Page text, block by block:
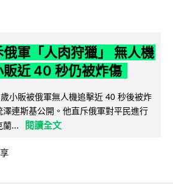
軍「人肉狩獵」 無人機
近 40 秒仍被炸傷
小販被俄軍無人機追擊近 40 秒後被炸
連斯基公開。他直斥俄軍對平民進行
蘭...
閱讀全文